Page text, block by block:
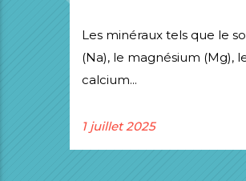
Les minéraux tels que le
(Na), le magnésium (Mg),
calcium...
1 juillet 2025